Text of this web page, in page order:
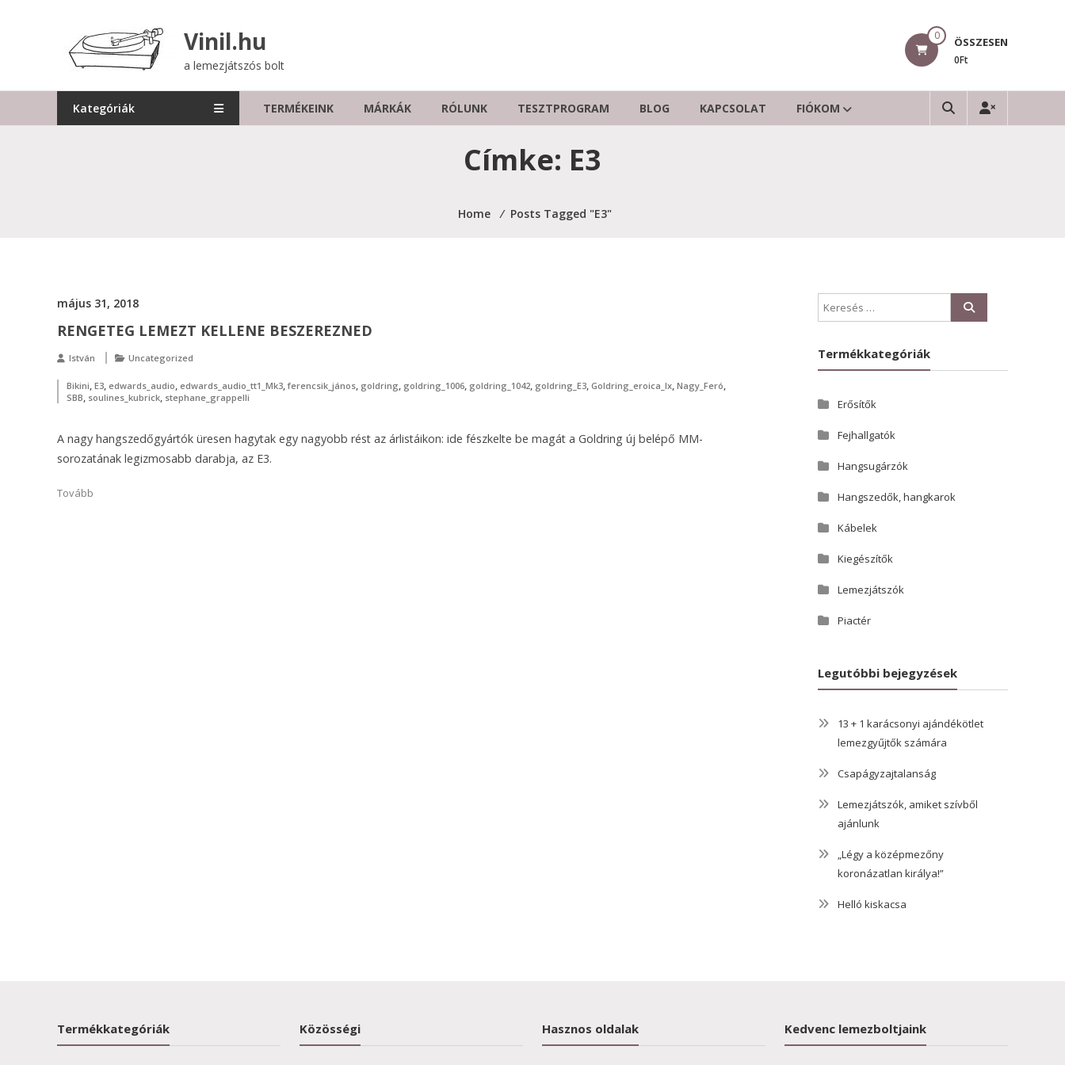
Vinil.hu
a lemezjátszós bolt
0 ÖSSZESEN
0Ft
Kategóriák TERMÉKEINK MÁRKÁK RÓLUNK TESZTPROGRAM BLOG KAPCSOLAT FIÓKOM
Címke: E3
Home ⁄ Posts Tagged "E3"
május 31, 2018
RENGETEG LEMEZT KELLENE BESZEREZNED
István Uncategorized
Bikini, E3, edwards_audio, edwards_audio_tt1_Mk3, ferencsik_jános, goldring, goldring_1006, goldring_1042, goldring_E3, Goldring_eroica_lx, Nagy_Feró,
SBB, soulines_kubrick, stephane_grappelli
A nagy hangszedőgyártók üresen hagytak egy nagyobb rést az árlistáikon: ide fészkelte be magát a Goldring új belépő MM-
sorozatának legizmosabb darabja, az E3.
Tovább
Termékkategóriák
Erősítők
Fejhallgatók
Hangsugárzók
Hangszedők, hangkarok
Kábelek
Kiegészítők
Lemezjátszók
Piactér
Legutóbbi bejegyzések
13 + 1 karácsonyi ajándékötlet
lemezgyűjtők számára
Csapágyzajtalanság
Lemezjátszók, amiket szívből
ajánlunk
„Légy a középmezőny
koronázatlan királya!”
Helló kiskacsa
Termékkategóriák Közösségi Hasznos oldalak Kedvenc lemezboltjaink